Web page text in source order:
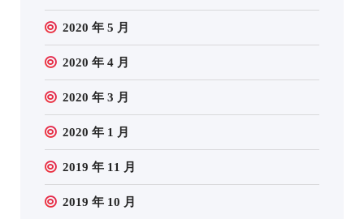
2020 年 5 月
2020 年 4 月
2020 年 3 月
2020 年 1 月
2019 年 11 月
2019 年 10 月